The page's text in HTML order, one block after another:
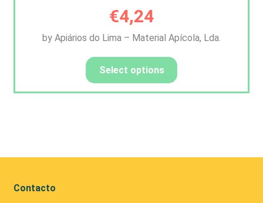
€4,24
by Apiários do Lima – Material Apícola, Lda.
Select options
Contacto